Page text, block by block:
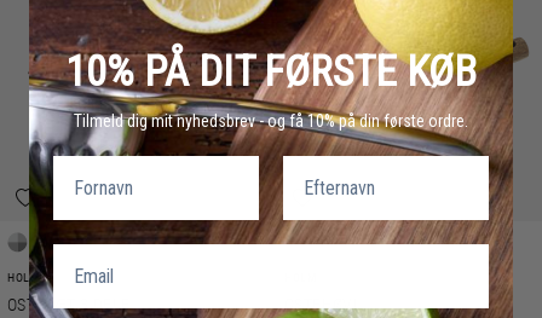
Standard
HOLM
OSTESÆT 3 DELE OSTEHØVL
10% PÅ DIT FØRSTE KØB
Tilmeld dig mit nyhedsbrev - og få 10% på din første ordre.
Email